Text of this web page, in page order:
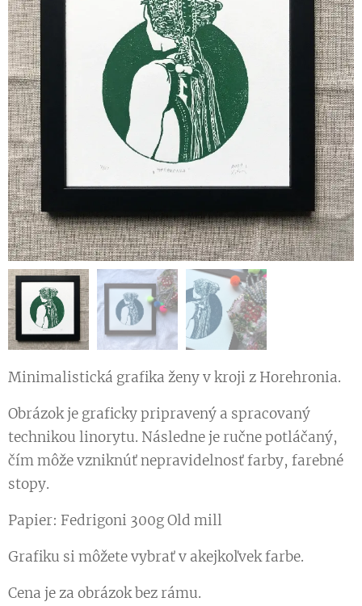
Minimalistická grafika ženy v kroji z Horehronia.
Obrázok je graficky pripravený a spracovaný
technikou linorytu. Následne je ručne potláčaný,
čím môže vzniknúť nepravidelnosť farby, farebné
stopy.
Papier: Fedrigoni 300g Old mill
Grafiku si môžete vybrať v akejkoľvek farbe.
Cena je za obrázok bez rámu.